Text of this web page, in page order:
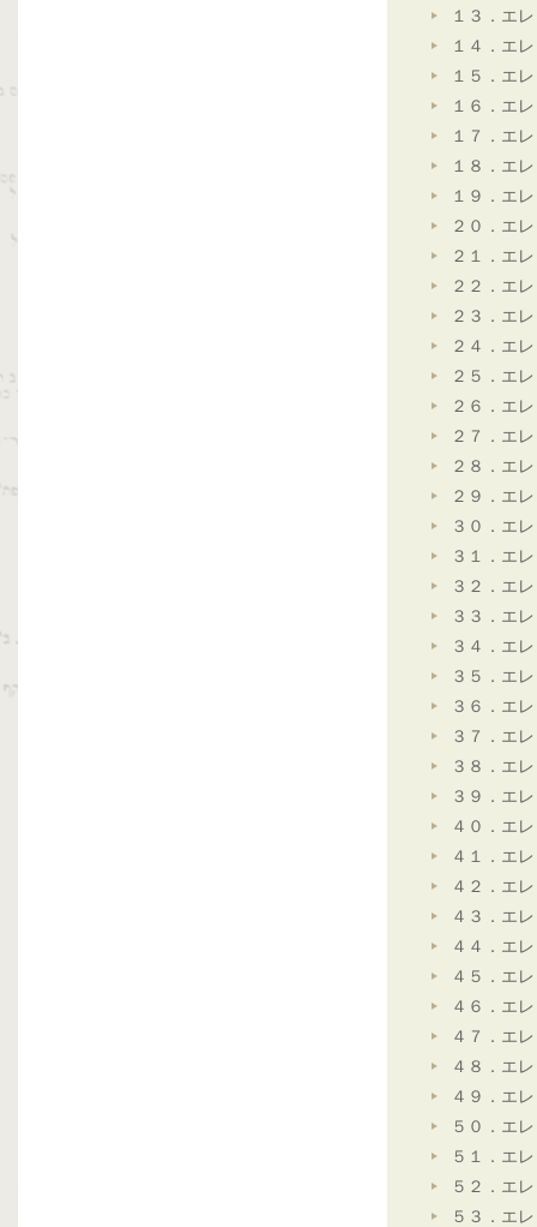
１３．エ
１４．エ
１５．エ
１６．エ
１７．エ
１８．エ
１９．エ
２０．エ
２１．エ
２２．エ
２３．エ
２４．エ
２５．エ
２６．エ
２７．エ
２８．エ
２９．エ
３０．エ
３１．エ
３２．エ
３３．エ
３４．エ
３５．エ
３６．エ
３７．エ
３８．エ
３９．エ
４０．エ
４１．エ
４２．エ
４３．エ
４４．エ
４５．エ
４６．エ
４７．エ
４８．エ
４９．エ
５０．エ
５１．エ
５２．エ
５３．エ